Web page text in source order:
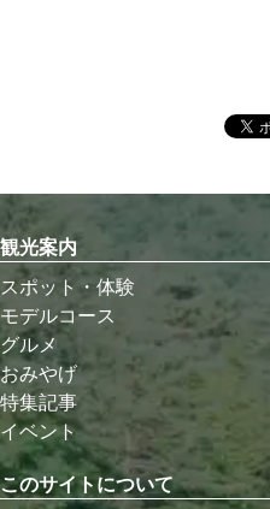
観光案内
スポット・体験
モデルコース
グルメ
おみやげ
特集記事
イベント
このサイトについて